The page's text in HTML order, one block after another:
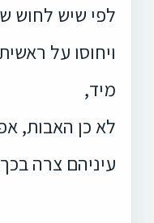
לפי שיש לחוש
ויחוסו על
מיד,
לא כן האבות,
עיניהם צרה